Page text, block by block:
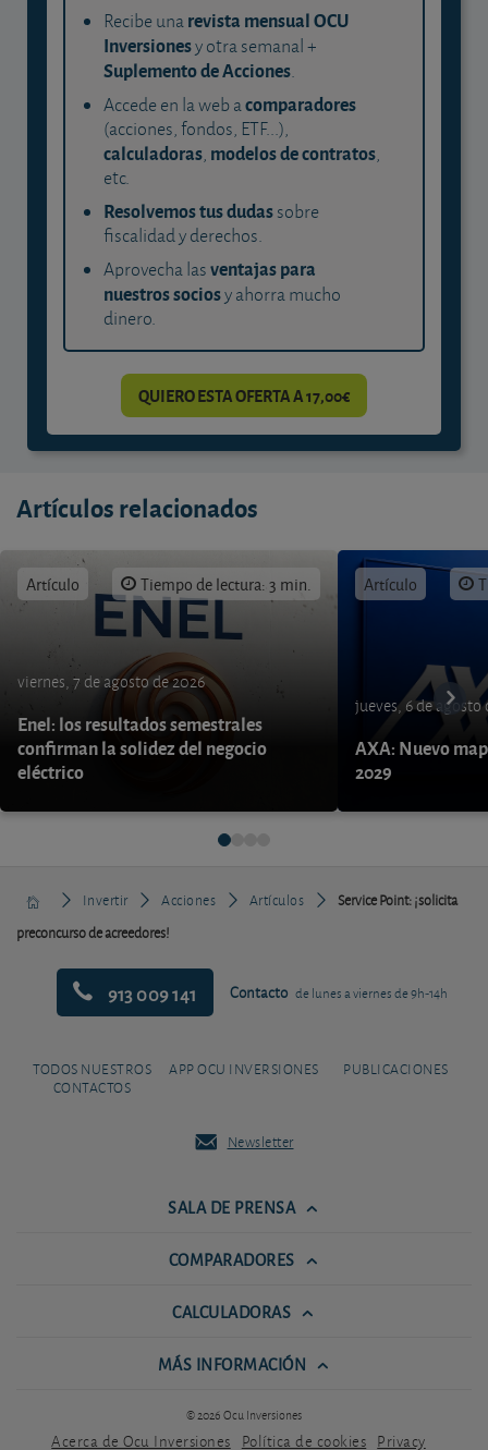
Recibe unarevista mensual OCU
Inversionesy otra semanal +
Suplemento de Acciones.
Accede en la web acomparadores
(acciones, fondos, ETF...),
calculadoras, modelos de contratos,
etc.
Resolvemos tus dudassobre
fiscalidad y derechos.
Aprovecha lasventajas para
nuestros sociosy ahorra mucho
dinero.
QUIERO ESTA OFERTA A 17,00€
Artículos relacionados
Artículo Tiempo de lectura: 3 min.
viernes, 7 de agosto de 2026
Enel: los resultados semestrales
confirman la solidez del negocio
eléctrico
Artículo
jueves, 6 de agosto
AXA: Nuevo
2029
Invertir Acciones Artículos
Service Point: ¡solicita
preconcurso de acreedores!
913 009 141 Contacto de lunes a viernes de 9h-14h
TODOS NUESTROS
CONTACTOS
APP OCU INVERSIONES PUBLICACIONES
Newsletter
SALA DE PRENSA
COMPARADORES
CALCULADORAS
MÁS INFORMACIÓN
© 2026 Ocu Inversiones
Acerca de Ocu Inversiones Política de cookies Privacy